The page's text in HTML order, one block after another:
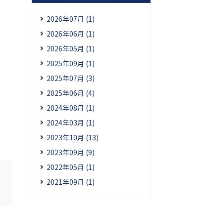
2026年07月 (1)
2026年06月 (1)
2026年05月 (1)
2025年09月 (1)
2025年07月 (3)
2025年06月 (4)
2024年08月 (1)
2024年03月 (1)
2023年10月 (13)
2023年09月 (9)
2022年05月 (1)
2021年09月 (1)